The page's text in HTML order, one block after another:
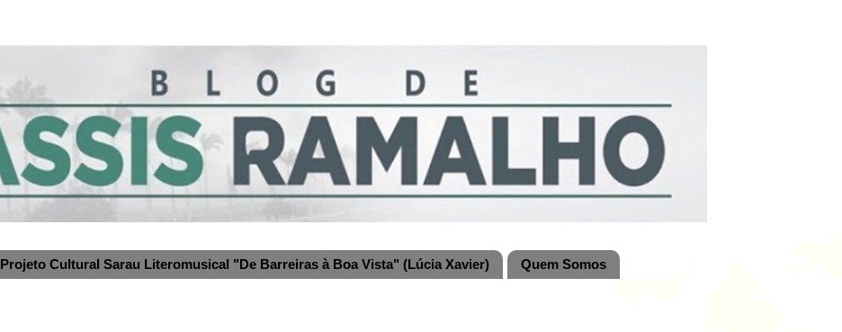
Projeto Cultural Sarau Literomusical "De Barreiras à Boa Vista" (Lúcia Xavier) Quem Somos